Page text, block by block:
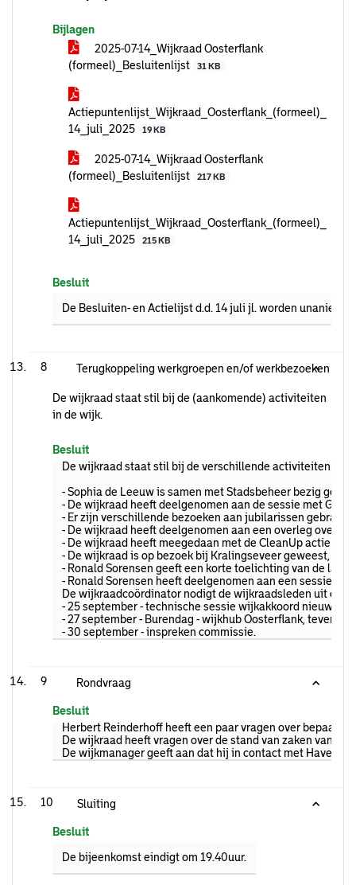
Bijlagen
2025-07-14_Wijkraad Oosterflank
(formeel)_Besluitenlijst
31 KB
Actiepuntenlijst_Wijkraad_Oosterflank_(formeel)_
14_juli_2025
19 KB
2025-07-14_Wijkraad Oosterflank
(formeel)_Besluitenlijst
217 KB
Actiepuntenlijst_Wijkraad_Oosterflank_(formeel)_
14_juli_2025
215 KB
Besluit
De Besluiten- en Actielijst d.d. 14 juli jl. worden unaniem
8 Terugkoppeling werkgroepen en/of werkbezoeken
De wijkraad staat stil bij de (aankomende) activiteiten
in de wijk.
Besluit
De wijkraad staat stil bij de verschillende activiteiten:
- Sophia de Leeuw is samen met Stadsbeheer bezig
- De wijkraad heeft deelgenomen aan de sessie met
- Er zijn verschillende bezoeken aan jubilarissen gebracht.
- De wijkraad heeft deelgenomen aan een overleg over
- De wijkraad heeft meegedaan met de CleanUp actie in
- De wijkraad is op bezoek bij Kralingseveer geweest,
- Ronald Sorensen geeft een korte toelichting van de
- Ronald Sorensen heeft deelgenomen aan een sessie
De wijkraadcoördinator nodigt de wijkraadsleden uit om
- 25 september - technische sessie wijkakkoord nieuwe
- 27 september - Burendag - wijkhub Oosterflank, tevens
- 30 september - inspreken commissie.
9 Rondvraag
Besluit
Herbert Reinderhoff heeft een paar vragen over
De wijkraad heeft vragen over de stand van zaken van
De wijkmanager geeft aan dat hij in contact met
10 Sluiting
Besluit
De bijeenkomst eindigt om 19.40uur.